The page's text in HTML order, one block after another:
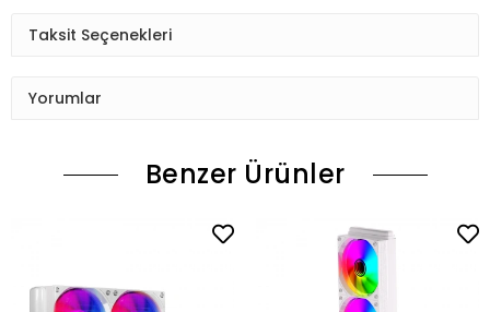
Taksit Seçenekleri
Yorumlar
Benzer Ürünler